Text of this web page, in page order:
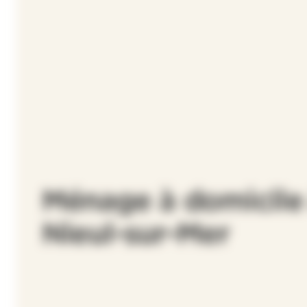
Ménage à
Nieul-sur-Mer